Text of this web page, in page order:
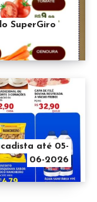
SuperGiro
até 05-
06-2026